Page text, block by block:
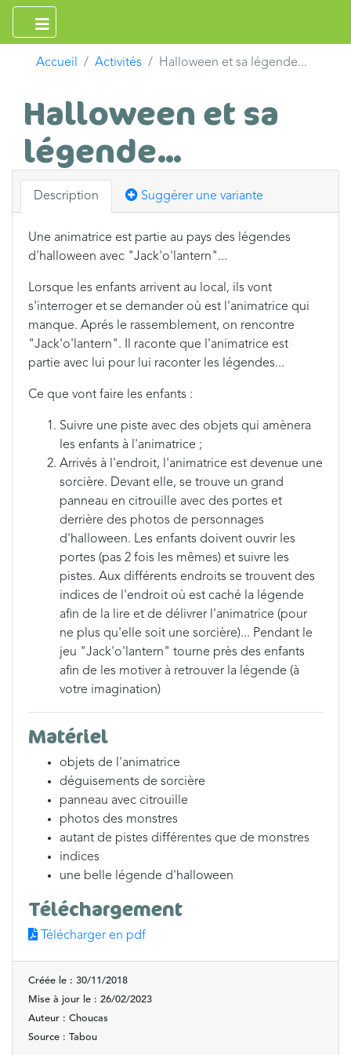
Accueil Activités Halloween et sa légende...
Halloween et sa
légende...
Description Suggérer une variante
Une animatrice est partie au pays des légendes
d'halloween avec "Jack'o'lantern"...
Lorsque les enfants arrivent au local, ils vont
s'interroger et se demander où est l'animatrice qui
manque. Aprés le rassemblement, on rencontre
"Jack'o'lantern". Il raconte que l'animatrice est
partie avec lui pour lui raconter les légendes...
Ce que vont faire les enfants :
Suivre une piste avec des objets qui amènera
les enfants à l'animatrice ;
Arrivés à l'endroit, l'animatrice est devenue une
sorcière. Devant elle, se trouve un grand
panneau en citrouille avec des portes et
derrière des photos de personnages
d'halloween. Les enfants doivent ouvrir les
portes (pas 2 fois les mêmes) et suivre les
pistes. Aux différents endroits se trouvent des
indices de l'endroit où est caché la légende
afin de la lire et de délivrer l'animatrice (pour
ne plus qu'elle soit une sorcière)... Pendant le
jeu "Jack'o'lantern" tourne près des enfants
afin de les motiver à retrouver la légende (à
votre imagination)
Matériel
objets de l'animatrice
déguisements de sorcière
panneau avec citrouille
photos des monstres
autant de pistes différentes que de monstres
indices
une belle légende d'halloween
Téléchargement
Télécharger en pdf
Créée le : 30/11/2018
Mise à jour le : 26/02/2023
Auteur : Choucas
Source : Tabou